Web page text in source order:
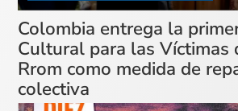
Colombia entrega la
Cultural para las Víctimas
Rrom como medida de
colectiva